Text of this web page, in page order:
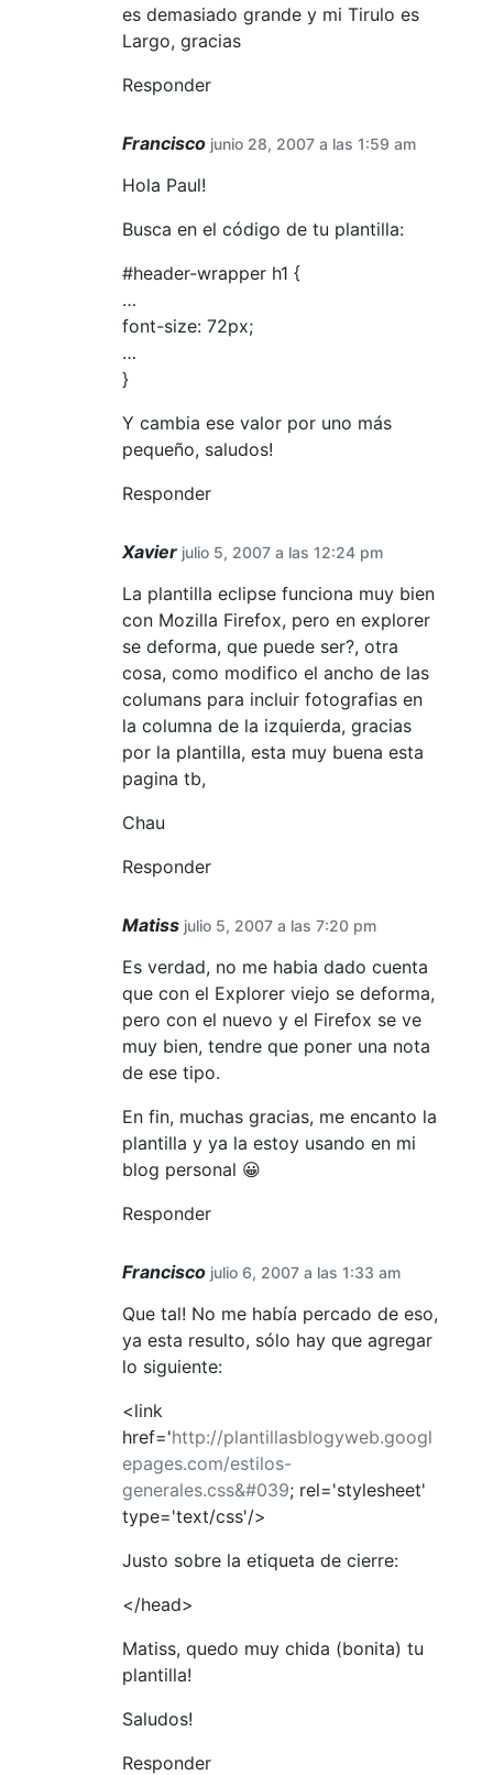
es demasiado grande y mi Tirulo es
Largo, gracias
Responder
Francisco junio 28, 2007 a las 1:59 am
Hola Paul!
Busca en el código de tu plantilla:
#header-wrapper h1 {
…
font-size: 72px;
…
}
Y cambia ese valor por uno más
pequeño, saludos!
Responder
Xavier julio 5, 2007 a las 12:24 pm
La plantilla eclipse funciona muy bien
con Mozilla Firefox, pero en explorer
se deforma, que puede ser?, otra
cosa, como modifico el ancho de las
columans para incluir fotografias en
la columna de la izquierda, gracias
por la plantilla, esta muy buena esta
pagina tb,
Chau
Responder
Matiss julio 5, 2007 a las 7:20 pm
Es verdad, no me habia dado cuenta
que con el Explorer viejo se deforma,
pero con el nuevo y el Firefox se ve
muy bien, tendre que poner una nota
de ese tipo.
En fin, muchas gracias, me encanto la
plantilla y ya la estoy usando en mi
blog personal 😀
Responder
Francisco julio 6, 2007 a las 1:33 am
Que tal! No me había percado de eso,
ya esta resulto, sólo hay que agregar
lo siguiente:
<link
href='http://plantillasblogyweb.googl
epages.com/estilos-
generales.css&#039; rel='stylesheet'
type='text/css'/>
Justo sobre la etiqueta de cierre:
</head>
Matiss, quedo muy chida (bonita) tu
plantilla!
Saludos!
Responder